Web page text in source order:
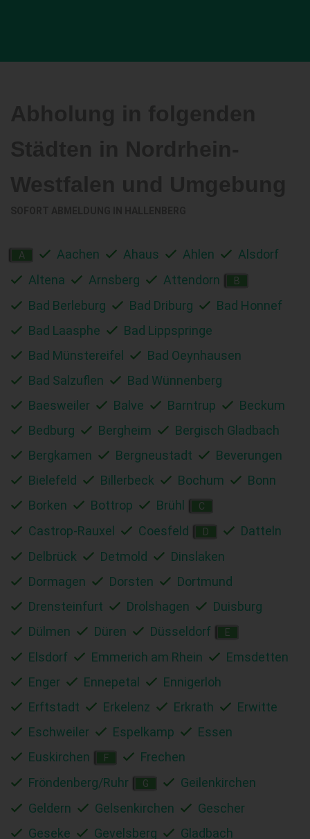
A Aachen Ahaus Ahlen
Alsdorf
Altena
Arnsberg Attendorn B
Bad Berleburg Bad Driburg
Bad Honnef
Bad Laasphe
Bad Lippspringe
Bad Münstereifel
Bad Oeynhausen
Bad Salzuflen
Bad Wünnenberg
Baesweiler
Balve Barntrup
Beckum
Bedburg
Bergheim
Bergisch Gladbach
Bergkamen
Bergneustadt
Beverungen
Bielefeld
Billerbeck Bochum
Bonn
Borken
Bottrop Brühl C
Castrop-Rauxel Coesfeld D
Datteln
Delbrück
Detmold
Dinslaken
Dormagen
Dorsten
Dortmund
Drensteinfurt
Drolshagen
Duisburg
Dülmen
Düren Düsseldorf E
Elsdorf Emmerich am Rhein
Emsdetten
Enger
Ennepetal
Ennigerloh
Erftstadt
Erkelenz Erkrath
Erwitte
Eschweiler
Espelkamp
Essen
Euskirchen
F
Frechen
Fröndenberg/Ruhr
G
Geilenkirchen
Geldern
Gelsenkirchen
Gescher
Geseke
Gevelsberg Gladbach